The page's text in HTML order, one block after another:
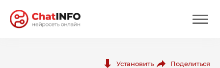
Установить Поделиться